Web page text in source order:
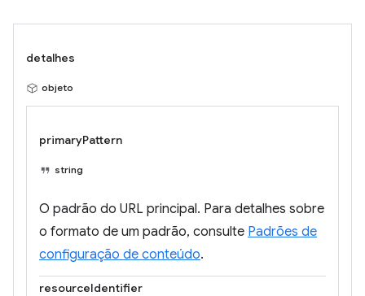
detalhes
objeto
primaryPattern
string
O padrão do URL principal. Para detalhes sobre
o formato de um padrão, consulte Padrões de
configuração de conteúdo.
resourceIdentifier